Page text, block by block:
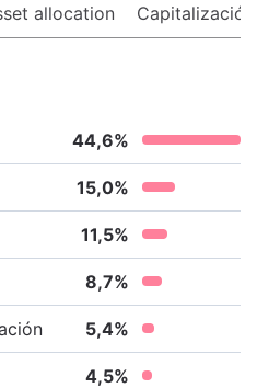
allocation Capitalización
44,6%
15,0%
11,5%
8,7%
5,4%
4,5%